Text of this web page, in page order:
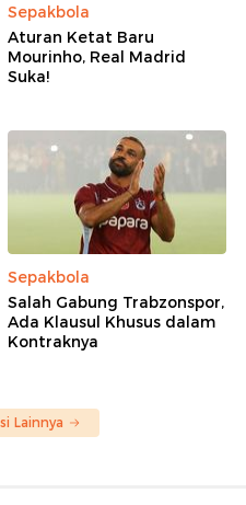
Sepakbola
Aturan Ketat Baru
Mourinho, Real Madrid
Suka!
Sepakbola
Salah Gabung Trabzonspor,
Ada Klausul Khusus dalam
Kontraknya
Lainnya